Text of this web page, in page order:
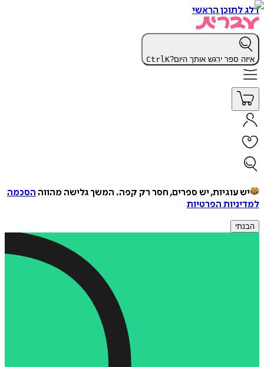
דלג לתוכן הראשי
איזה ספר ירגש אותך היום? CtrlK
יש עוגיות, יש ספרים, חסר רק קפה. המשך גלישה מהווה הסכמה
למדיניות הפרטיות
הבנתי